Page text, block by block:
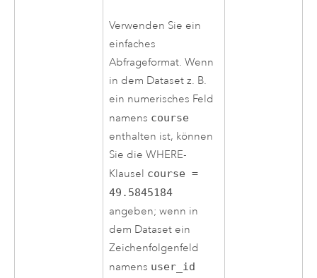
Verwenden Sie ein
einfaches
Abfrageformat. Wenn
in dem Dataset z. B.
ein numerisches Feld
namens course
enthalten ist, können
Sie die WHERE-
Klausel course =
49.5845184
angeben; wenn in
dem Dataset ein
Zeichenfolgenfeld
namens user_id